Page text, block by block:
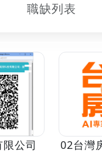
職缺列表
公司
02台灣